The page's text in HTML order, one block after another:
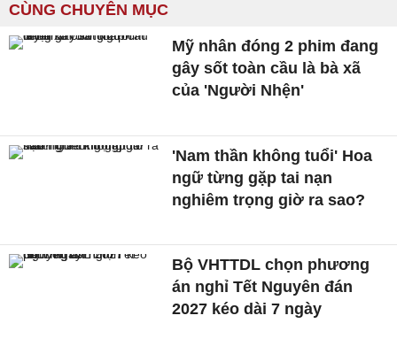
CÙNG CHUYÊN MỤC
Mỹ nhân đóng 2 phim đang
gây sốt toàn cầu là bà xã
của 'Người Nhện'
'Nam thần không tuổi' Hoa
ngữ từng gặp tai nạn
nghiêm trọng giờ ra sao?
Bộ VHTTDL chọn phương
án nghỉ Tết Nguyên đán
2027 kéo dài 7 ngày